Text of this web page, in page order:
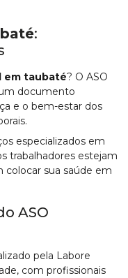
:
em taubaté? O ASO
documento
e o bem-estar dos
especializados em
trabalhadores estejam
colocar sua saúde em
ASO
pela Labore
com profissionais